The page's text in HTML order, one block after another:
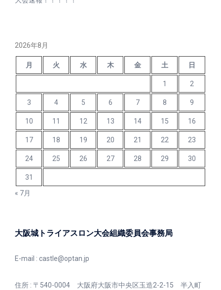
2026年8月
月 火 水 木 金 土 日
1 2
3 4 5 6 7 8 9
10 11 12 13 14 15 16
17 18 19 20 21 22 23
24 25 26 27 28 29 30
31
« 7月
大阪城トライアスロン大会組織委員会事務局
E-mail : castle@optan.jp
住所 : 〒540-0004 大阪府大阪市中央区玉造2-2-15 半入町